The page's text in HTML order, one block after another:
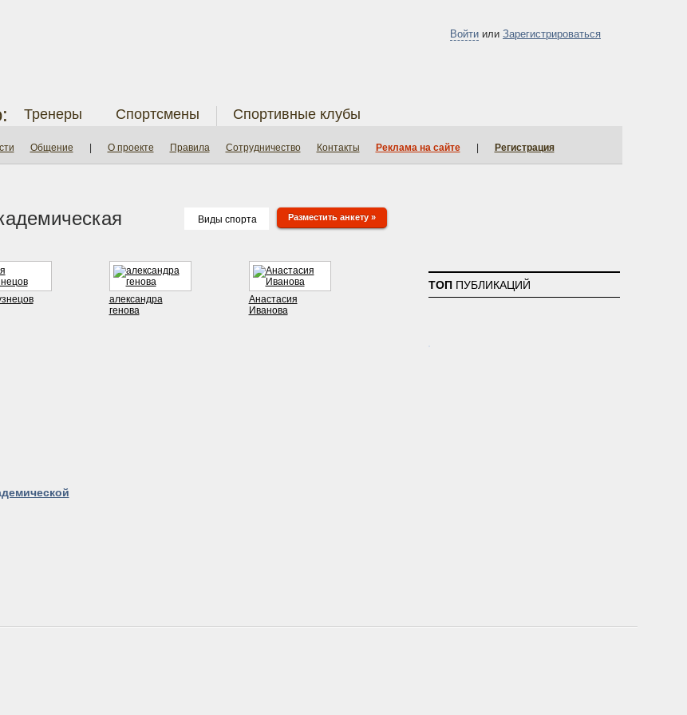
Войти или Зарегистрироваться
Тренеры Спортсмены Спортивные клубы
Общение О проекте Правила Сотрудничество Контакты Реклама на сайте Регистрация
Разместить анкету »
Виды спорта
александра
генова
Анастасия
Иванова
ТОППУБЛИКАЦИЙ